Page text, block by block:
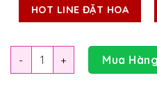
HOT LINE ĐẶT HOA
Số lượng Mua Hàng